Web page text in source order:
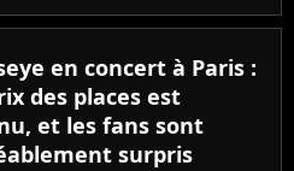
en concert à Paris :
des places est
et les fans sont
surpris